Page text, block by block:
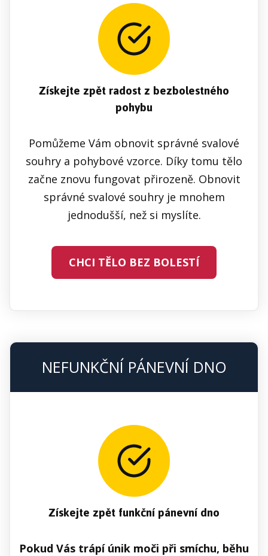
Získejte zpět radost z bezbolestného
pohybu
Pomůžeme Vám obnovit správné svalové
souhry a pohybové vzorce. Díky tomu tělo
začne znovu fungovat přirozeně. Obnovit
správné svalové souhry je mnohem
jednodušší, než si myslíte.
CHCI TĚLO BEZ BOLESTÍ
NEFUNKČNÍ PÁNEVNÍ DNO
Získejte zpět funkční pánevní dno
Pokud Vás trápí únik moči při smíchu, běhu